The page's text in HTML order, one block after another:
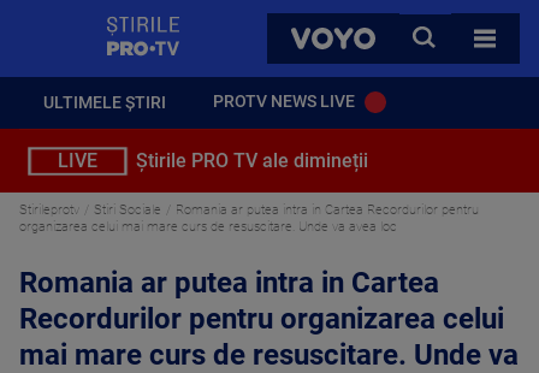
VOYO
CAUTA
TOATE
ULTIMELE ȘTIRI PROTV NEWS LIVE
LIVE Știrile PRO TV ale dimineții
Stirileprotv Stiri Sociale
Romania ar putea intra in Cartea Recordurilor pentru
organizarea celui mai mare curs de resuscitare. Unde va avea loc
Romania ar putea intra in Cartea
Recordurilor pentru organizarea celui
mai mare curs de resuscitare. Unde va